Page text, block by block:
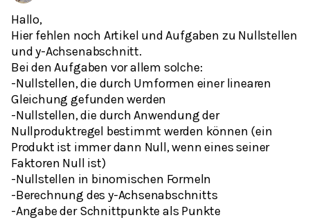
Hallo,
Hier fehlen noch Artikel und Aufgaben zu Nullstellen
und y-Achsenabschnitt.
Bei den Aufgaben vor allem solche:
-Nullstellen, die durch Umformen einer linearen
Gleichung gefunden werden
-Nullstellen, die durch Anwendung der
Nullproduktregel bestimmt werden können (ein
Produkt ist immer dann Null, wenn eines seiner
Faktoren Null ist)
-Nullstellen in binomischen Formeln
-Berechnung des y-Achsenabschnitts
-Angabe der Schnittpunkte als Punkte